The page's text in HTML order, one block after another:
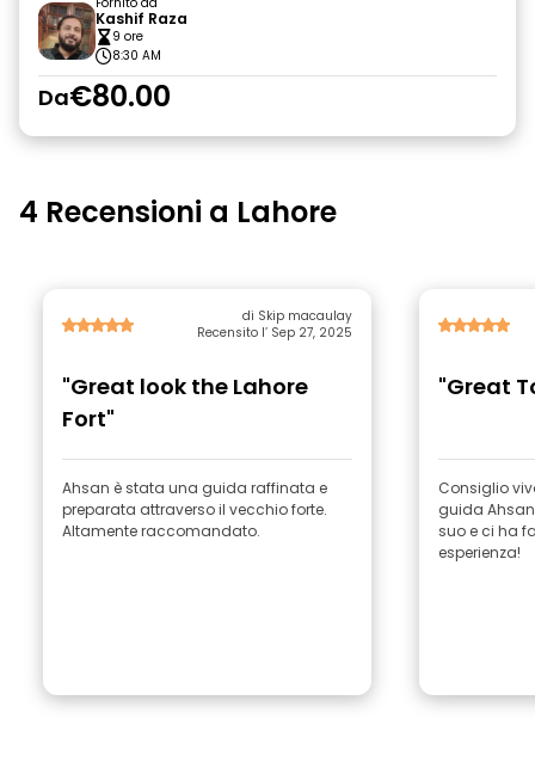
Kashif Raza
9 ore
8:30 AM
Da€80.00
4 Recensioni a Lahore
di Skip macaulay
Recensito l’ Sep 27, 2025
"Great look the Lahore
Fort"
Ahsan è stata una guida raffinata e
preparata attraverso il vecchio forte.
Altamente raccomandato.
"Great
Consiglio
guida
suo e ci ha
esperienza!